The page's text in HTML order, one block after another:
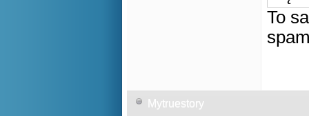
To
Mytruestory